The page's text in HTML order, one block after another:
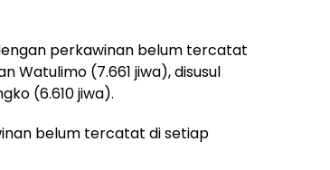
perkawinan belum tercatat
Watulimo (7.661 jiwa), disusul
(6.610 jiwa).
belum tercatat di setiap